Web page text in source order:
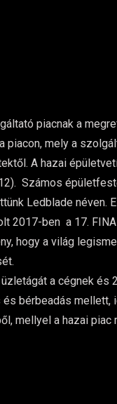
piacnak a
mely a
A hazai
Számos
Ledblade néven.
2017-ben a 17.
hogy a világ
a cégnek és
bérbeadás mellett,
mellyel a hazai